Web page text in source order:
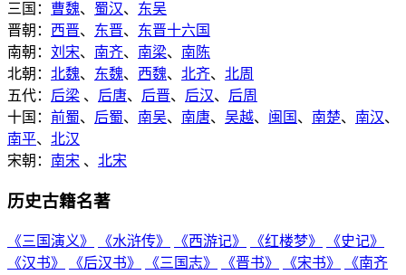
三国： 曹魏、 蜀汉、 东吴
晋朝： 西晋、 东晋、 东晋十六国
南朝： 刘宋、 南齐、 南梁、 南陈
北朝： 北魏、 东魏、 西魏、 北齐、 北周
五代： 后梁 、 后唐、 后晋、 后汉、 后周
十国： 前蜀、 后蜀、 南吴、 南唐、 吴越、 闽国 、 南楚、 南汉、
南平、 北汉
宋朝： 南宋 、 北宋
历史古籍名著
《三国演义》 《水浒传》 《西游记》 《红楼梦》
《史记》
《汉书》
《后汉书》 《三国志》 《晋书》 《宋书》
《南齐